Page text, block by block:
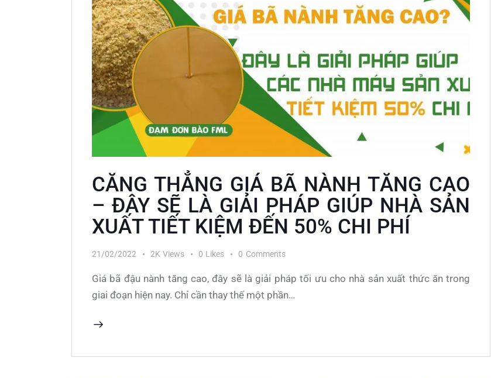
CĂNG THẲNG GIÁ BÃ NÀNH TĂNG CAO
– ĐÂY SẼ LÀ GIẢI PHÁP GIÚP NHÀ SẢN
XUẤT TIẾT KIỆM ĐẾN 50% CHI PHÍ
21/02/2022 2K Views 0 Likes 0 Comments
Giá bã đậu nành tăng cao, đây sẽ là giải pháp tối ưu cho nhà sản xuất thức ăn trong
giai đoạn hiện nay. Chỉ cần thay thế một phần…